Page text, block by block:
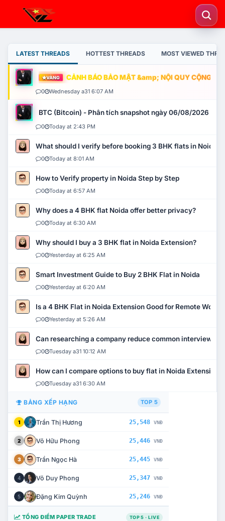
LATEST THREADS HOTTEST THREADS MOST VIEWED
VÀNG CẢNH BÁO BẢO MẬT &amp; NỘI QUY CỘNG
0 Wednesday a31 6:07 AM
BTC (Bitcoin) - Phân tích snapshot ngày 06/08/2026
0 Today at 2:43 PM
What should I verify before booking 3 BHK flats in Noida?
0 Today at 8:01 AM
How to Verify property in Noida Step by Step
0 Today at 6:57 AM
Why does a 4 BHK flat Noida offer better privacy?
0 Today at 6:30 AM
Why should I buy a 3 BHK flat in Noida Extension?
0 Yesterday at 6:25 AM
Smart Investment Guide to Buy 2 BHK Flat in Noida
0 Yesterday at 6:20 AM
Is a 4 BHK Flat in Noida Extension Good for Remote Work?
0 Yesterday at 5:26 AM
Can researching a company reduce common interview
0 Tuesday a31 10:12 AM
How can I compare options to buy flat in Noida Extension?
0 Tuesday a31 6:30 AM
BẢNG XẾP HẠNG TOP 5
1 Trần Thị Hương 25,548 VNĐ
2 Võ Hữu Phong 25,446 VNĐ
3 Trần Ngọc Hà 25,445 VNĐ
4 Võ Duy Phong 25,347 VNĐ
5 Đặng Kim Quỳnh 25,246 VNĐ
TỔNG ĐIỂM PAPER TRADE TOP 5 · LIVE